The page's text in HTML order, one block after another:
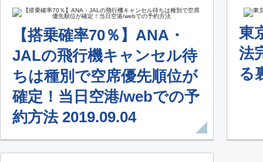
【搭乗確率70％】ANA・
JALの飛行機キャンセル待
ちは種別で空席優先順位が
確定！当日空港/webでの予
約方法 2019.09.04
東
法
る